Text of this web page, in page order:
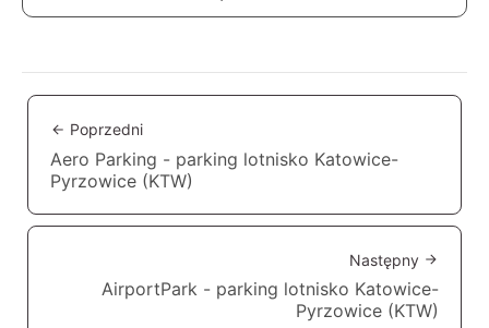
Poprzedni
Aero Parking - parking lotnisko Katowice-
Pyrzowice (KTW)
Następny
AirportPark - parking lotnisko Katowice-
Pyrzowice (KTW)